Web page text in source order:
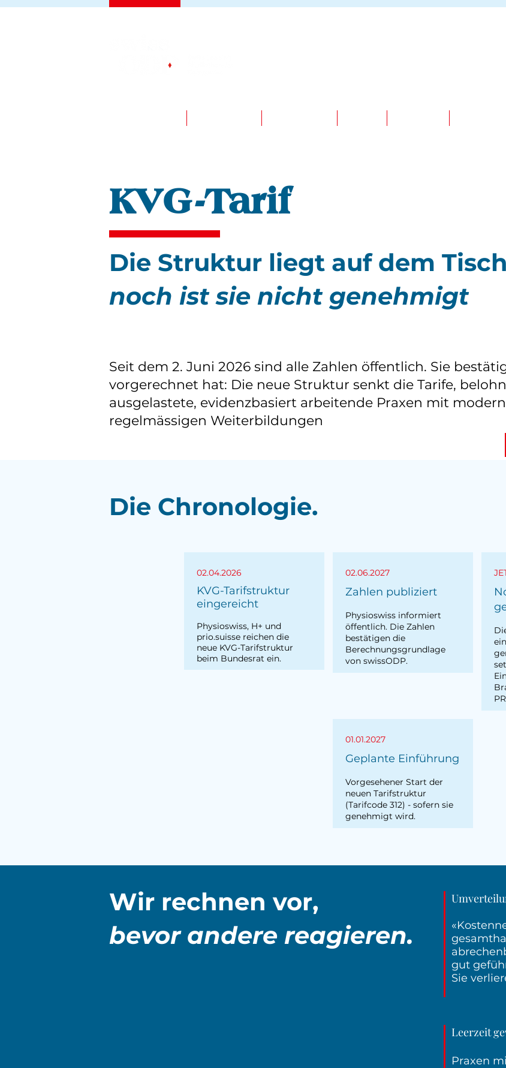
KVG-Tarif
Die Struktur liegt auf dem
noch ist sie nicht genehmigt
Seit dem 2. Juni 2026 sind alle Zahlen öffentlich. Sie
vorgerechnet hat: Die neue Struktur senkt die Tarife,
ausgelastete, evidenzbasiert arbeitende Praxen mit
regelmässigen Weiterbildungen
Die Chronologie.
02.04.2026
KVG-Tarifstruktur
eingereicht
Physioswiss, H+ und
prio.suisse reichen die
neue KVG-Tarifstruktur
beim Bundesrat ein.
02.06.2027
Zahlen publiziert
Physioswiss informiert
öffentlich. Die Zahlen
bestätigen die
Berechnungsgrundlage
von swissODP.
01.01.2027
Geplante Einführung
Vorgesehener Start der
neuen Tarifstruktur
(Tarifcode 312) - sofern sie
genehmigt wird.
Wir rechnen vor,
bevor andere reagieren.
gut
Sie
Leerzeit
Praxen